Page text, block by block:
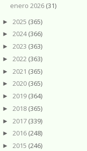
enero 2026 (31)
► 2025 (365)
► 2024(366)
► 2023 (363)
► 2022 (363)
► 2021 (365)
► 2020 (365)
► 2019 (364)
► 2018 (365)
► 2017 (339)
► 2016 (248)
► 2015 (246)